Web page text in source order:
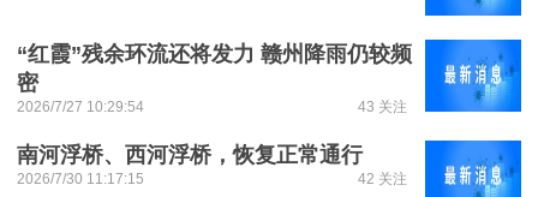
“红霞”残余环流还将发力 赣州降雨仍较频
密
2026/7/27 10:29:54 43 关注
南河浮桥、西河浮桥，恢复正常通行
2026/7/30 11:17:15 42 关注